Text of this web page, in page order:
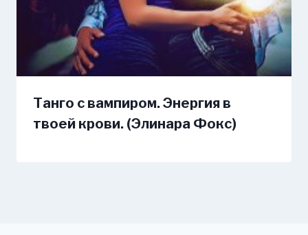
Танго с вампиром. Энергия в
твоей крови. (Элинара Фокс)